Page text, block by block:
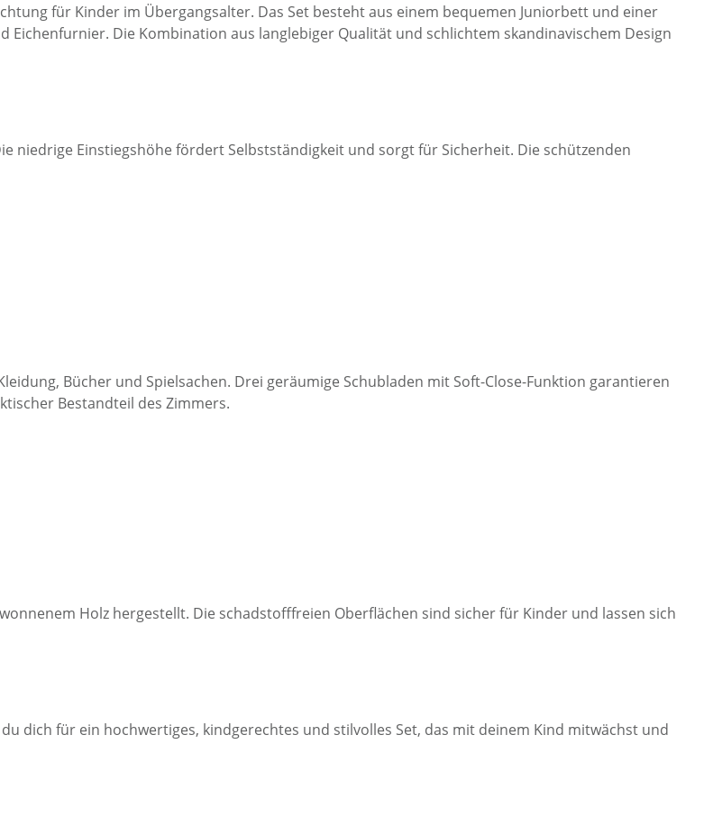
für Kinder im Übergangsalter. Das Set besteht aus einem bequemen Juniorbett und einer
Eichenfurnier. Die Kombination aus langlebiger Qualität und schlichtem skandinavischem Design
niedrige Einstiegshöhe fördert Selbstständigkeit und sorgt für Sicherheit. Die schützenden
Bücher und Spielsachen. Drei geräumige Schubladen mit Soft-Close-Funktion garantieren
Bestandteil des Zimmers.
Holz hergestellt. Die schadstofffreien Oberflächen sind sicher für Kinder und lassen sich
dich für ein hochwertiges, kindgerechtes und stilvolles Set, das mit deinem Kind mitwächst und